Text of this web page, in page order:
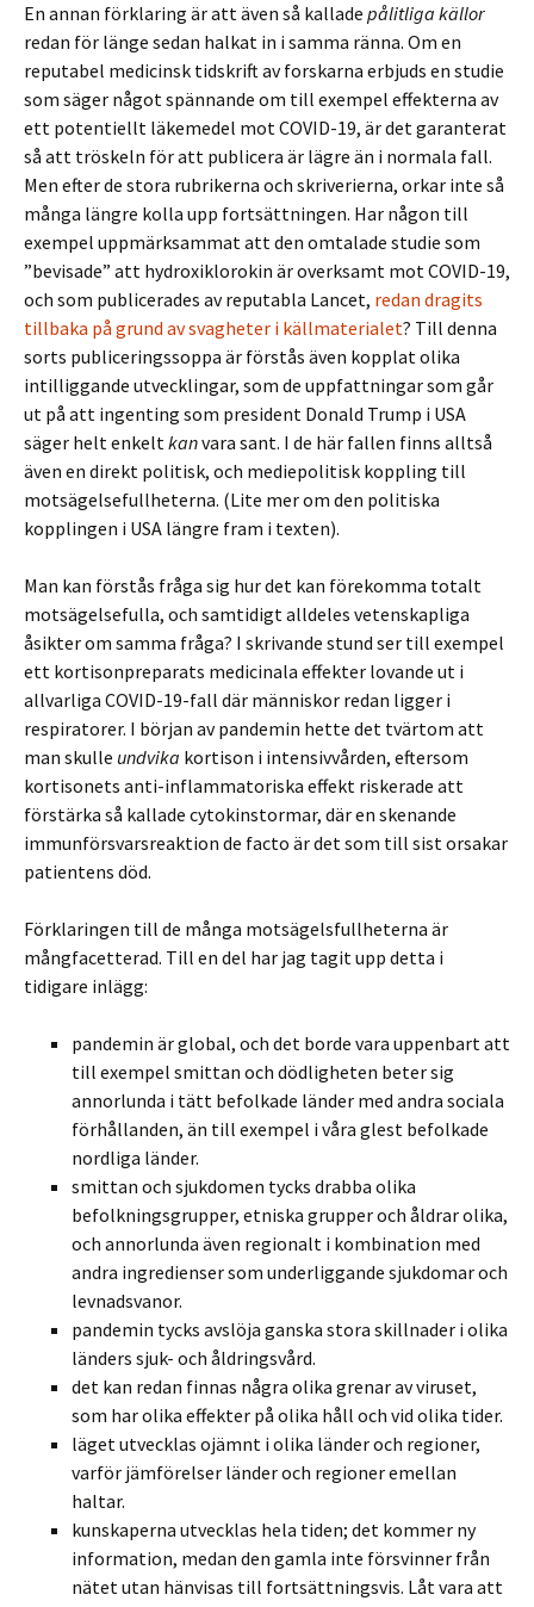
En annan förklaring är att även så kallade pålitliga källor
redan för länge sedan halkat in i samma ränna. Om en
reputabel medicinsk tidskrift av forskarna erbjuds en studie
som säger något spännande om till exempel effekterna av
ett potentiellt läkemedel mot COVID-19, är det garanterat
så att tröskeln för att publicera är lägre än i normala fall.
Men efter de stora rubrikerna och skriverierna, orkar inte så
många längre kolla upp fortsättningen. Har någon till
exempel uppmärksammat att den omtalade studie som
”bevisade” att hydroxiklorokin är overksamt mot COVID-19,
och som publicerades av reputabla Lancet, redan dragits
tillbaka på grund av svagheter i källmaterialet? Till denna
sorts publiceringssoppa är förstås även kopplat olika
intilliggande utvecklingar, som de uppfattningar som går
ut på att ingenting som president Donald Trump i USA
säger helt enkeltkanvara sant. I de här fallen finns alltså
även en direkt politisk, och mediepolitisk koppling till
motsägelsefullheterna. (Lite mer om den politiska
kopplingen i USA längre fram i texten).
Man kan förstås fråga sig hur det kan förekomma totalt
motsägelsefulla, och samtidigt alldeles vetenskapliga
åsikter om samma fråga? I skrivande stund ser till exempel
ett kortisonpreparats medicinala effekter lovande ut i
allvarliga COVID-19-fall där människor redan ligger i
respiratorer. I början av pandemin hette det tvärtom att
man skulle undvika kortison i intensivvården, eftersom
kortisonets anti-inflammatoriska effekt riskerade att
förstärka så kallade cytokinstormar, där en skenande
immunförsvarsreaktion de facto är det som till sist orsakar
patientens död.
Förklaringen till de många motsägelsfullheterna är
mångfacetterad. Till en del har jag tagit upp detta i
tidigare inlägg:
pandemin är global, och det borde vara uppenbart att
till exempel smittan och dödligheten beter sig
annorlunda i tätt befolkade länder med andra sociala
förhållanden, än till exempel i våra glest befolkade
nordliga länder.
smittan och sjukdomen tycks drabba olika
befolkningsgrupper, etniska grupper och åldrar olika,
och annorlunda även regionalt i kombination med
andra ingredienser som underliggande sjukdomar och
levnadsvanor.
pandemin tycks avslöja ganska stora skillnader i olika
länders sjuk- och åldringsvård.
det kan redan finnas några olika grenar av viruset,
som har olika effekter på olika håll och vid olika tider.
läget utvecklas ojämnt i olika länder och regioner,
varför jämförelser länder och regioner emellan
haltar.
kunskaperna utvecklas hela tiden; det kommer ny
information, medan den gamla inte försvinner från
nätet utan hänvisas till fortsättningsvis. Låt vara att